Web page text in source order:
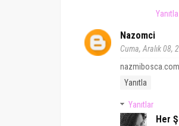
Yanıtla
Nazomci
Cuma, Aralık 08,
Yanıtla
Yanıtlar
Her